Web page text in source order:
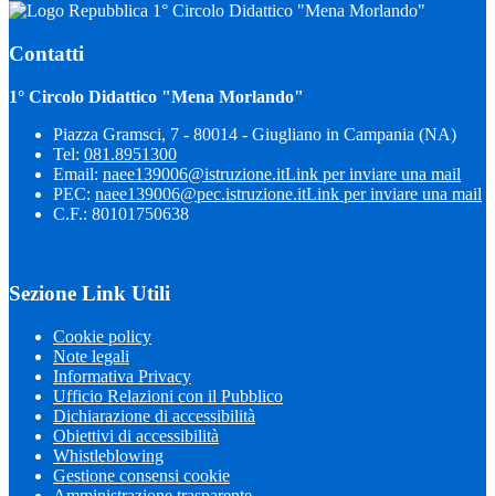
1° Circolo Didattico "Mena Morlando"
Contatti
1° Circolo Didattico "Mena Morlando"
Piazza Gramsci, 7 - 80014 - Giugliano in Campania (NA)
Tel: 081.8951300
Email: naee139006@istruzione.itLink per inviare una mail
PEC: naee139006@pec.istruzione.itLink per inviare una mail
C.F.: 80101750638
Sezione Link Utili
Cookie policy
Note legali
Informativa Privacy
Ufficio Relazioni con il Pubblico
Dichiarazione di accessibilità
Obiettivi di accessibilità
Whistleblowing
Gestione consensi cookie